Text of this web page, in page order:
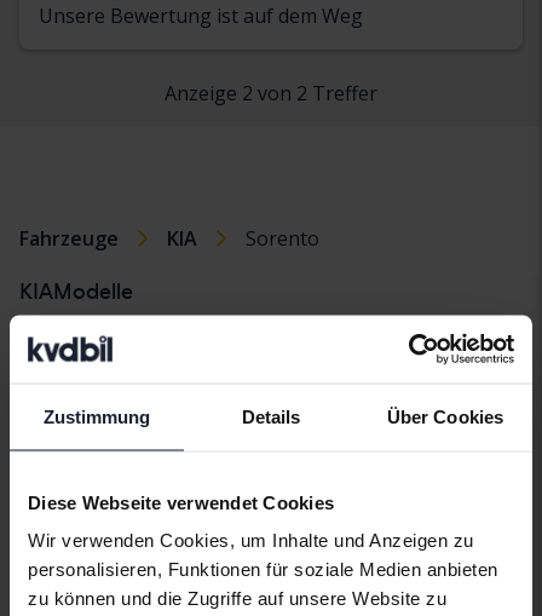
Zustimmung Details Über Cookies
Diese Webseite verwendet Cookies
Wir verwenden Cookies, um Inhalte und Anzeigen zu
personalisieren, Funktionen für soziale Medien anbieten
zu können und die Zugriffe auf unsere Website zu
Unsere Bewertung ist auf dem Weg
Anzeige 2 von 2 Treffer
Fahrzeuge KIA Sorento
KIAModelle
KIA Cee’d
KIA Soul
Automarken